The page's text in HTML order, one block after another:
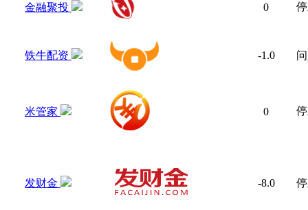
金融聚投 0
铁牛配资 -1.0
米管家 0
发财金 -8.0